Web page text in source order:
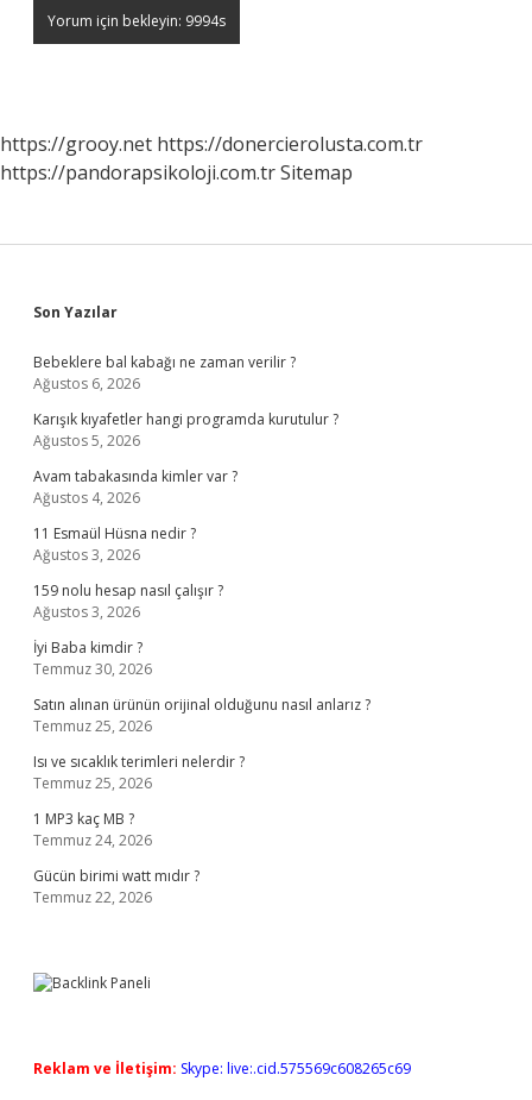
https://grooy.net https://donercierolusta.com.tr
https://pandorapsikoloji.com.trSitemap
Sidebar
Son Yazılar
Bebeklere bal kabağı ne zaman verilir ?
Ağustos 6, 2026
Karışık kıyafetler hangi programda kurutulur ?
Ağustos 5, 2026
Avam tabakasında kimler var ?
Ağustos 4, 2026
11 Esmaül Hüsna nedir ?
Ağustos 3, 2026
159 nolu hesap nasıl çalışır ?
Ağustos 3, 2026
İyi Baba kimdir ?
Temmuz 30, 2026
Satın alınan ürünün orijinal olduğunu nasıl anlarız ?
Temmuz 25, 2026
Isı ve sıcaklık terimleri nelerdir ?
Temmuz 25, 2026
1 MP3 kaç MB ?
Temmuz 24, 2026
Gücün birimi watt mıdır ?
Temmuz 22, 2026
Reklam ve İletişim: Skype: live:.cid.575569c608265c69